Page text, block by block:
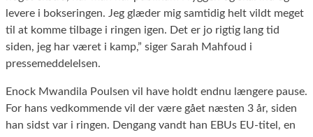
levere i bokseringen. Jeg glæder mig samtidig helt vildt meget
til at komme tilbage i ringen igen. Det er jo rigtig lang tid
siden, jeg har været i kamp,” siger Sarah Mahfoud i
pressemeddelelsen.
Enock Mwandila Poulsen vil have holdt endnu længere pause.
For hans vedkommende vil der være gået næsten 3 år, siden
han sidst var i ringen. Dengang vandt han EBUs EU-titel, en